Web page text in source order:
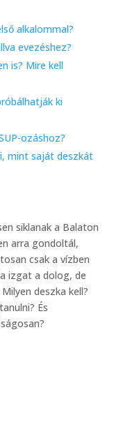
alkalommal?
evezéshez?
is? Mire kell
ki
ozáshoz?
mint saját deszkát
siklanak a Balaton
arra gondoltál,
csak a vízben
izgat a dolog, de
deszka kell?
És